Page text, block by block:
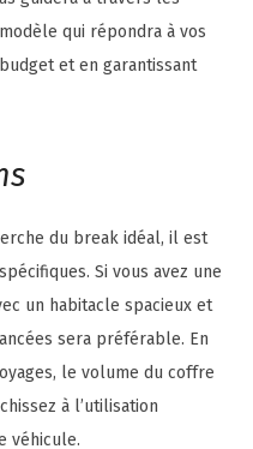
qui répondra à vos
et en garantissant
du break idéal, il est
Si vous avez une
un habitacle spacieux et
sera préférable. En
le volume du coffre
à l’utilisation
véhicule.